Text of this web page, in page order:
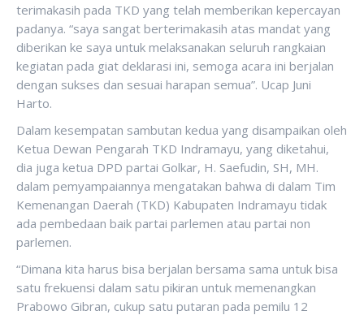
terimakasih pada TKD yang telah memberikan kepercayan
padanya. “saya sangat berterimakasih atas mandat yang
diberikan ke saya untuk melaksanakan seluruh rangkaian
kegiatan pada giat deklarasi ini, semoga acara ini berjalan
dengan sukses dan sesuai harapan semua”. Ucap Juni
Harto.
Dalam kesempatan sambutan kedua yang disampaikan oleh
Ketua Dewan Pengarah TKD Indramayu, yang diketahui,
dia juga ketua DPD partai Golkar, H. Saefudin, SH, MH.
dalam pemyampaiannya mengatakan bahwa di dalam Tim
Kemenangan Daerah (TKD) Kabupaten Indramayu tidak
ada pembedaan baik partai parlemen atau partai non
parlemen.
“Dimana kita harus bisa berjalan bersama sama untuk bisa
satu frekuensi dalam satu pikiran untuk memenangkan
Prabowo Gibran, cukup satu putaran pada pemilu 12